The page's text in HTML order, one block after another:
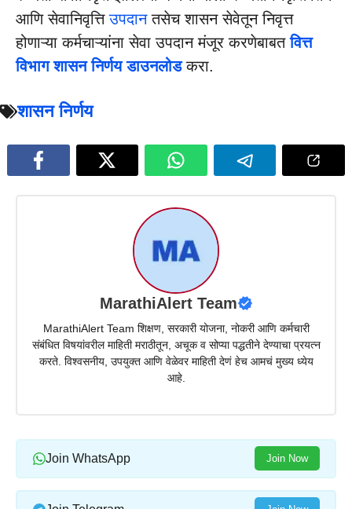
आणि सेवानिवृत्तिउपदानतसेच शासन सेवेतून निवृत्त
होणाऱ्या कर्मचाऱ्यांना सेवा उपदान मंजूर करणेबाबतवित्त
विभाग शासन निर्णय डाउनलोडकरा.
शासन निर्णय
MarathiAlert Team
MarathiAlert Team शिक्षण, सरकारी योजना, नोकरी आणि कर्मचारी
संबंधित विषयांवरील माहिती मराठीतून, अचूक व सोप्या पद्धतीने देण्याचा प्रयत्न
करते. विश्वसनीय, उपयुक्त आणि वेळेवर माहिती देणं हेच आमचं मुख्य ध्येय
आहे.
Join WhatsApp Join Now